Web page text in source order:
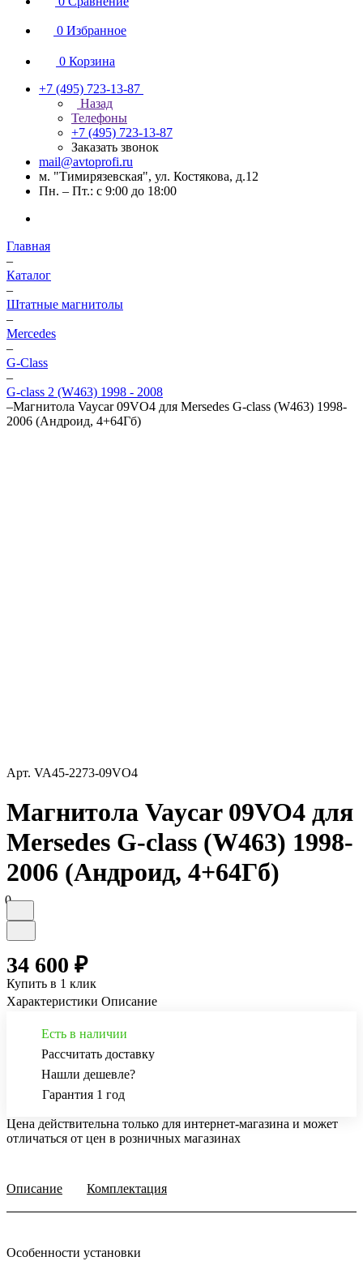
0 Избранное
0 Корзина
+7 (495) 723-13-87
Назад
Телефоны
+7 (495) 723-13-87
Заказать звонок
mail@avtoprofi.ru
м. "Тимирязевская", ул. Костякова, д.12
Пн. – Пт.: с 9:00 до 18:00
Главная
–
Каталог
–
Штатные магнитолы
–
Mercedes
–
G-Class
–
G-class 2 (W463) 1998 - 2008
–Магнитола Vaycar 09VO4 для Mersedes G-class (W463) 1998-
2006 (Андроид, 4+64Гб)
Арт. VA45-2273-09VO4
Магнитола Vaycar 09VO4 для
Mersedes G-class (W463) 1998-
2006 (Андроид, 4+64Гб)
0
34 600 ₽
Купить в 1 клик
Характеристики Описание
Есть в наличии
Рассчитать доставку
Нашли дешевле?
Гарантия 1 год
Цена действительна только для интернет-магазина и может
отличаться от цен в розничных магазинах
Описание Комплектация
Особенности установки